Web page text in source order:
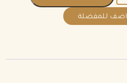
اضف للمفضلة